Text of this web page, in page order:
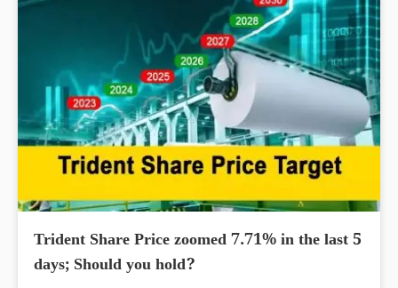
Trident Share Price zoomed 7.71% in the last 5
days; Should you hold?